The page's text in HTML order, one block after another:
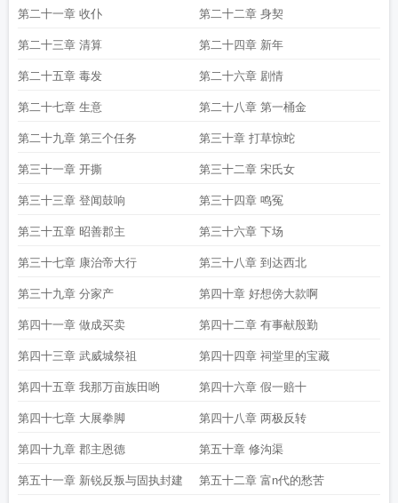
第二十一章 收仆 第二十二章 身契
第二十三章 清算 第二十四章 新年
第二十五章 毒发 第二十六章 剧情
第二十七章 生意 第二十八章 第一桶金
第二十九章 第三个任务 第三十章 打草惊蛇
第三十一章 开撕 第三十二章 宋氏女
第三十三章 登闻鼓响 第三十四章 鸣冤
第三十五章 昭善郡主 第三十六章 下场
第三十七章 康治帝大行 第三十八章 到达西北
第三十九章 分家产 第四十章 好想傍大款啊
第四十一章 做成买卖 第四十二章 有事献殷勤
第四十三章 武威城祭祖 第四十四章 祠堂里的宝藏
第四十五章 我那万亩族田哟 第四十六章 假一赔十
第四十七章 大展拳脚 第四十八章 两极反转
第四十九章 郡主恩德 第五十章 修沟渠
第五十一章 新锐反叛与固执封建 第五十二章 富n代的愁苦